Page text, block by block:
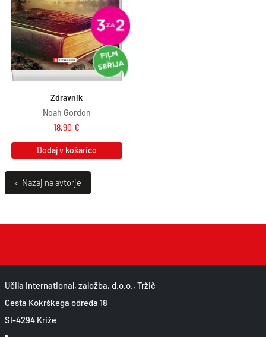
Zdravnik
Noah Gordon
18,90 €
Dodaj v košarico
< Nazaj na avtorje
Učila International, založba, d.o.o., Tržič
Cesta Kokrškega odreda 18
SI-4294 Križe